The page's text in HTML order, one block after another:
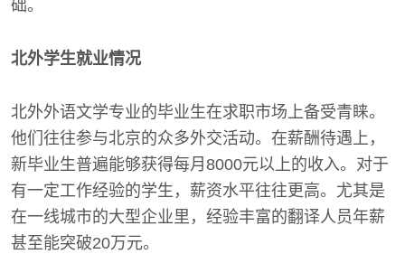
础。
北外学生就业情况
北外外语文学专业的毕业生在求职市场上备受青睐。
他们往往参与北京的众多外交活动。在薪酬待遇上，
新毕业生普遍能够获得每月8000元以上的收入。对于
有一定工作经验的学生，薪资水平往往更高。尤其是
在一线城市的大型企业里，经验丰富的翻译人员年薪
甚至能突破20万元。